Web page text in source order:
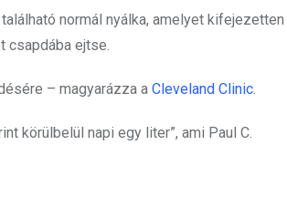
normál nyálka, amelyet kifejezetten
csapdába ejtse.
– magyarázza a Cleveland Clinic.
körülbelül napi egy liter”, ami Paul C.